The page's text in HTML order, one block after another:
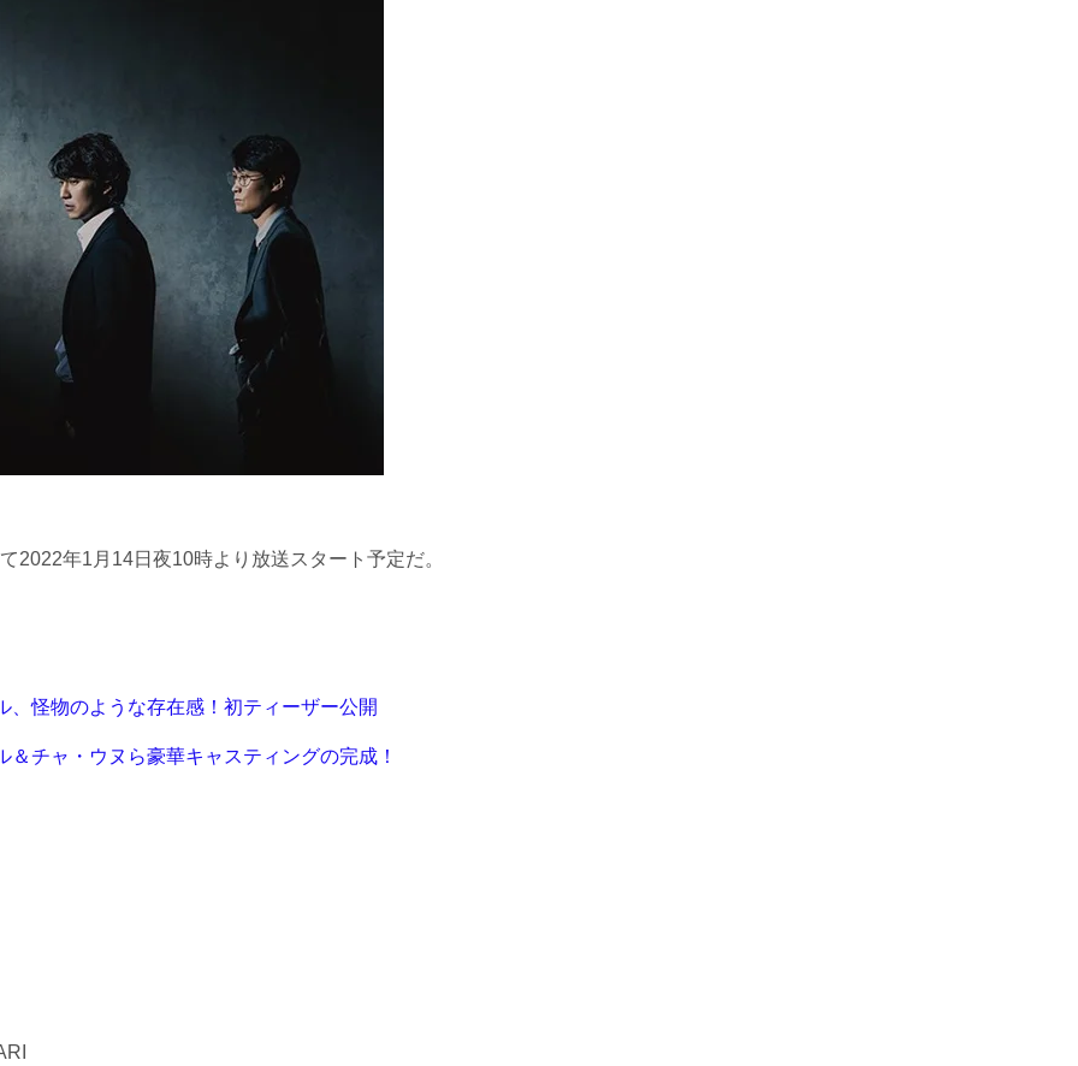
2022年1月14日夜10時より放送スタート予定だ。
怪物のような存在感！初ティーザー公開
チャ・ウヌら豪華キャスティングの完成！